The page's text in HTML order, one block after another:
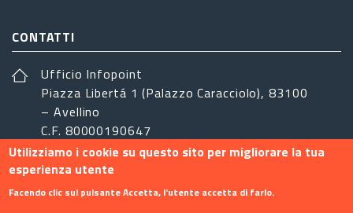
CONTATTI
Ufficio Infopoint
Piazza Libertá 1 (Palazzo Caracciolo), 83100
– Avellino
C.F. 80000190647
sistemairpinia@provincia.avellino.it
SEGUICI
Utilizziamo i cookie su questo sito per migliorare la tua
esperienza utente
Facendo clic sul pulsante Accetta, l'utente accetta di farlo.